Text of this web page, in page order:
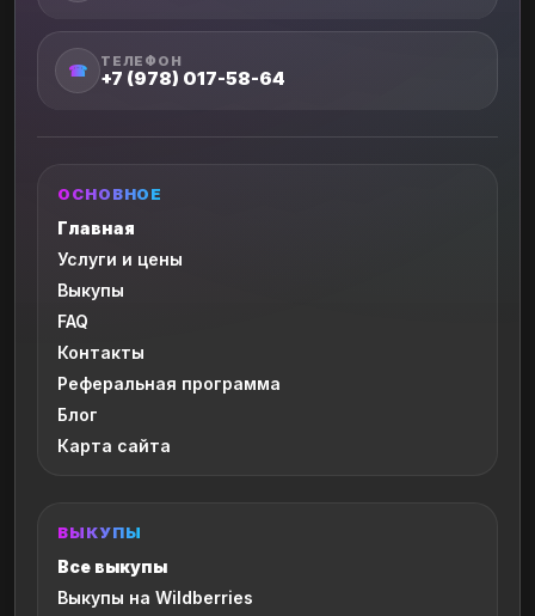
☎ ТЕЛЕФОН
+7 (978) 017-58-64
ОСНОВНОЕ
Главная
Услуги и цены
Выкупы
FAQ
Контакты
Реферальная программа
Блог
Карта сайта
ВЫКУПЫ
Все выкупы
Выкупы на Wildberries